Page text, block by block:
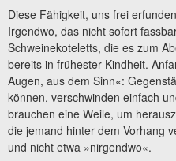
Diese Fähigkeit, uns frei
Irgendwo, das nicht sofort
Schweinekoteletts, die es zum
bereits in frühester Kindheit.
Augen, aus dem Sinn«:
können, verschwinden einfach
brauchen eine Weile, um
die jemand hinter dem Vorhang
und nicht etwa »nirgendwo«.